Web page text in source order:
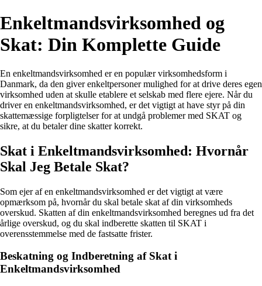
Enkeltmandsvirksomhed og
Skat: Din Komplette Guide
En enkeltmandsvirksomhed er en populær virksomhedsform i
Danmark, da den giver enkeltpersoner mulighed for at drive deres egen
virksomhed uden at skulle etablere et selskab med flere ejere. Når du
driver en enkeltmandsvirksomhed, er det vigtigt at have styr på din
skattemæssige forpligtelser for at undgå problemer med SKAT og
sikre, at du betaler dine skatter korrekt.
Skat i Enkeltmandsvirksomhed: Hvornår
Skal Jeg Betale Skat?
Som ejer af en enkeltmandsvirksomhed er det vigtigt at være
opmærksom på, hvornår du skal betale skat af din virksomheds
overskud. Skatten af din enkeltmandsvirksomhed beregnes ud fra det
årlige overskud, og du skal indberette skatten til SKAT i
overensstemmelse med de fastsatte frister.
Beskatning og Indberetning af Skat i
Enkeltmandsvirksomhed